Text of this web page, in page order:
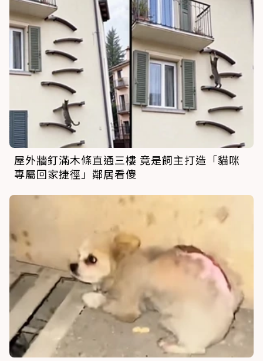
屋外牆釘滿木條直通三樓 竟是飼主打造「貓咪
專屬回家捷徑」鄰居看傻